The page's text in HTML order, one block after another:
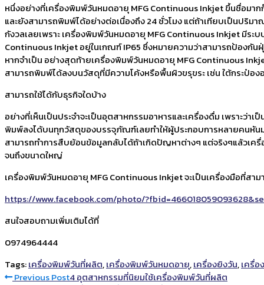
หนึ่งอย่างที่เครื่องพิมพ์วันหมดอายุ MFG Continuous Inkjet ขึ้นชื่อมา
และยังสามารถพิมพ์ได้อย่างต่อเนื่องถึง 24 ชั่วโมง แต่ถ้าเทียบเป็นปริ
กังวลเลยเพราะ เครื่องพิมพ์วันหมดอายุ MFG Continuous Inkjet มีร
Continuous Inkjet อยู่ในเกณฑ์ IP65 ซึ่งหมายความว่าสามารถป้องกั
หากจำเป็น อย่างสุดท้ายเครื่องพิมพ์วันหมดอายุ MFG Continuous
สามารถพิมพ์ได้ลงบนวัสดุที่มีความโค้งหรือพื้นผิวขรุขระ เช่น ใต้กระป๋อง
สามารถใช้ได้กับธุรกิจใดบ้าง
อย่างที่เห็นเป็นประจำจะเป็นอุตสาหกรรมอาหารและเครื่องดื่ม เพรา
พิมพ์ลงได้บนทุกวัสดุของบรรจุภัณฑ์เลยทำให้ผู้ประกอบการหลายคนหัน
สามารถทำการสืบย้อนข้อมูลกลับได้ถ้าเกิดปัญหาต่างๆ แต่จริงๆแล้วเค
จนถึงขนาดใหญ่
เครื่องพิมพ์วันหมดอายุ MFG Continuous Inkjet จะเป็นเครื่องมือที่ส
https://www.facebook.com/photo/
สนใจสอบถามเพิ่มเติมได้ที่
0974964444
Tags:เครื่องพิมพ์วันที่ผลิต,เครื่องพิมพ์วันหมดอายุ,เครื่องยิงวัน,เครื่อ
Previous Post4 อุตสาหกรรมที่นิยมใช้เครื่องพิมพ์วันที่ผลิต